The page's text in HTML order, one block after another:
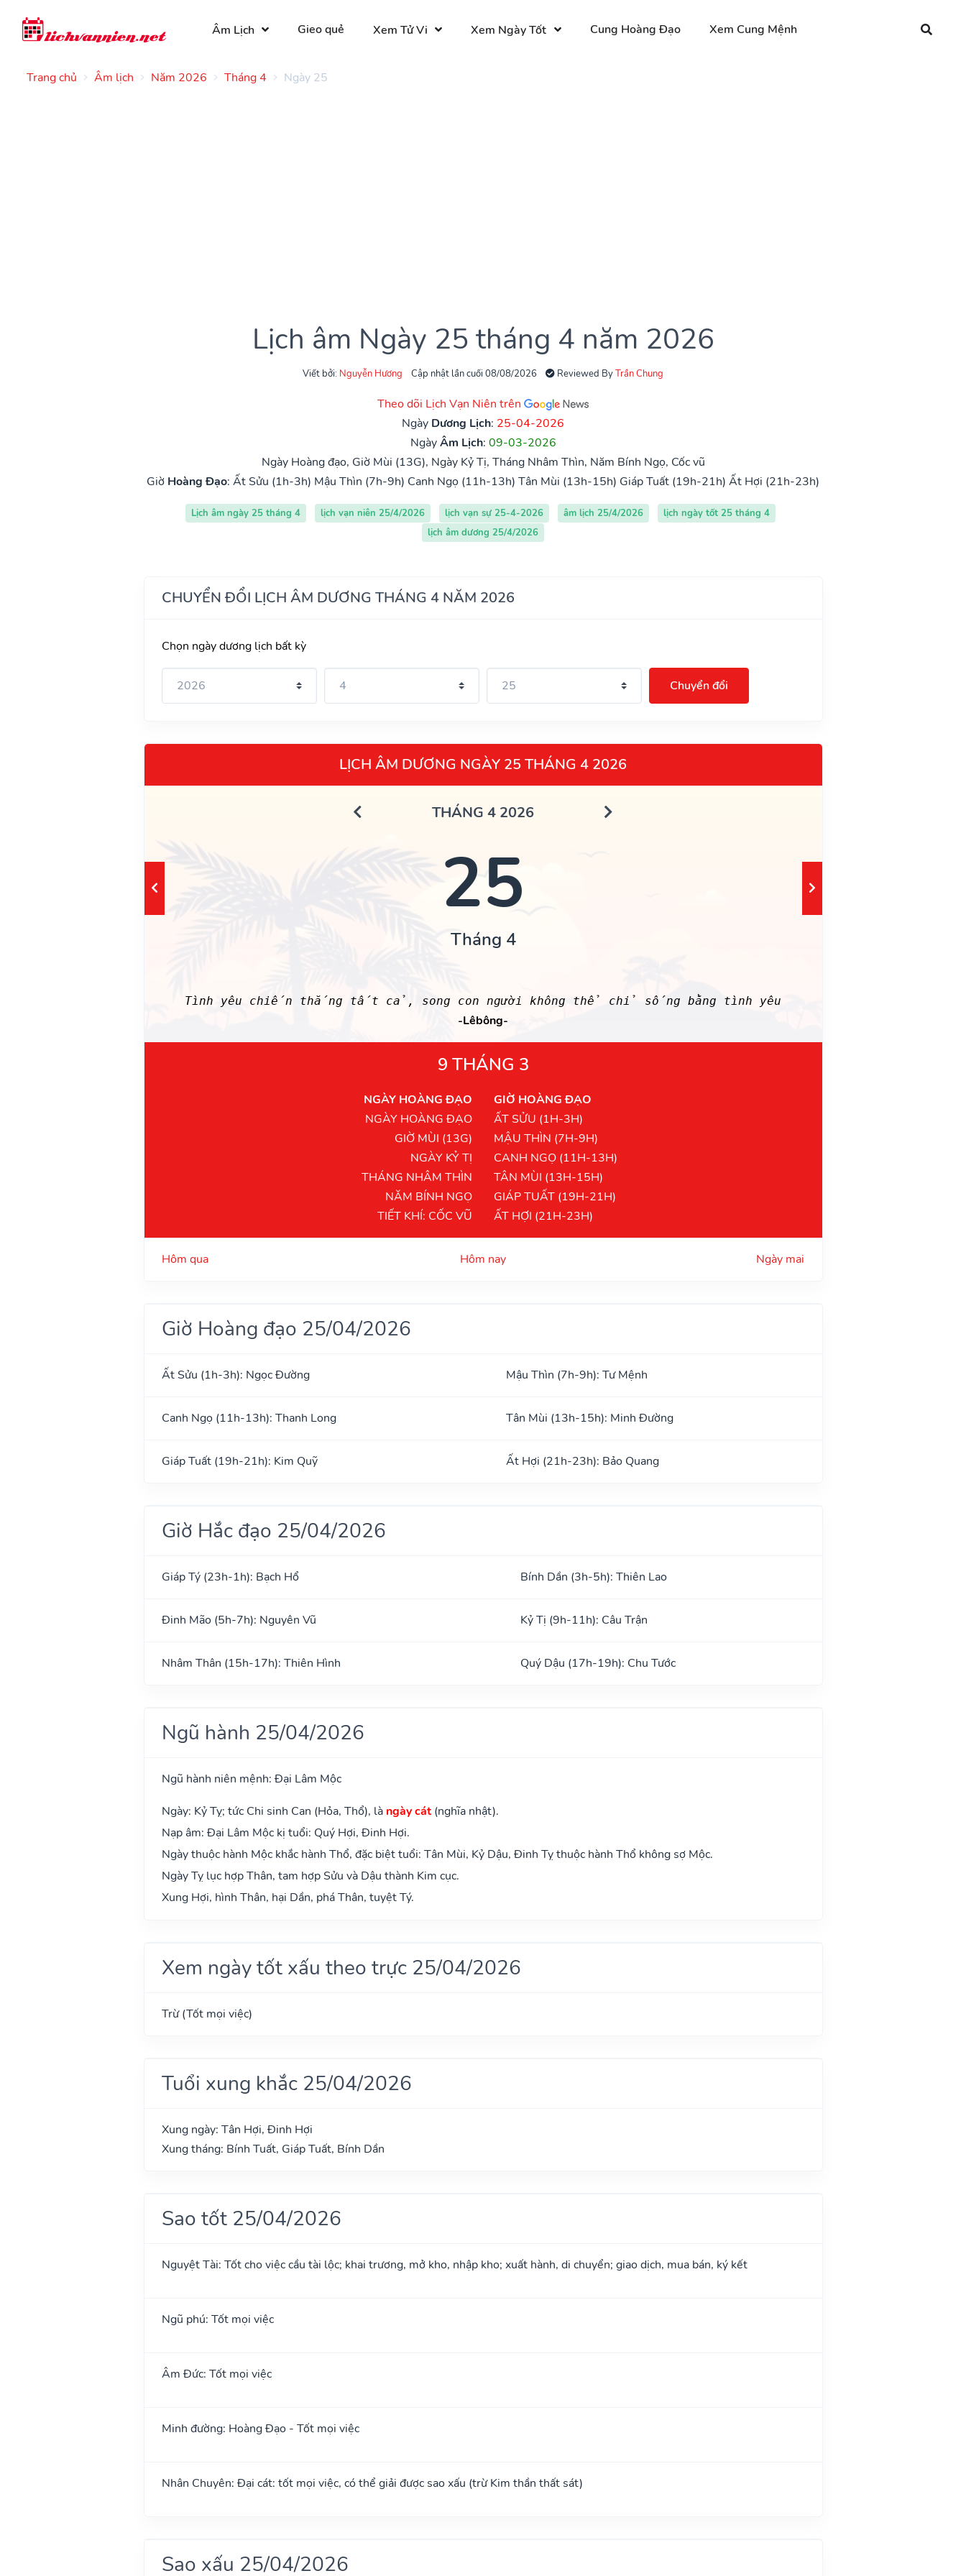
Âm Lịch Gieo quẻ Xem Tử Vi Xem Ngày Tốt Cung Hoàng Đạo Xem Cung Mệnh
Trang chủ Âm lịch Năm 2026 Tháng 4 Ngày 25
Lịch âm Ngày 25 tháng 4 năm 2026
Viết bởi: Nguyễn Hương Cập nhật lần cuối 08/08/2026 Reviewed ByTrần Chung
Theo dõi Lịch Vạn Niên trên
Ngày Dương Lịch: 25-04-2026
NgàyÂm Lịch: 09-03-2026
Ngày Hoàng đạo, Giờ Mùi (13G), Ngày Kỷ Tị, Tháng Nhâm Thìn, Năm Bính Ngọ, Cốc vũ
Giờ Hoàng Đạo: Ất Sửu (1h-3h) Mậu Thìn (7h-9h) Canh Ngọ (11h-13h) Tân Mùi (13h-15h) Giáp Tuất (19h-21h) Ất Hợi (21h-23h)
Lịch âm ngày 25 tháng 4 lịch vạn niên 25/4/2026 lịch vạn sự 25-4-2026 âm lịch 25/4/2026
lịch ngày tốt 25 tháng 4
lịch âm dương 25/4/2026
CHUYỂN ĐỔI LỊCH ÂM DƯƠNG THÁNG 4 NĂM 2026
Chọn ngày dương lịch bất kỳ
Chuyển đổi
LỊCH ÂM DƯƠNG NGÀY 25 THÁNG 4 2026
THÁNG 4 2026
25
Tháng 4
Tình yêu chiến thắng tất cả, song con người không thể chỉ sống bằng tình yêu
-Lêbông-
9 THÁNG 3
NGÀY HOÀNG ĐẠO
NGÀY HOÀNG ĐẠO
GIỜ MÙI (13G)
NGÀY KỶ TỊ
THÁNG NHÂM THÌN
NĂM BÍNH NGỌ
TIẾT KHÍ: CỐC VŨ
GIỜ HOÀNG ĐẠO
ẤT SỬU (1H-3H)
MẬU THÌN (7H-9H)
CANH NGỌ (11H-13H)
TÂN MÙI (13H-15H)
GIÁP TUẤT (19H-21H)
ẤT HỢI (21H-23H)
Hôm qua Hôm nay Ngày mai
Giờ Hoàng đạo 25/04/2026
Ất Sửu (1h-3h): Ngọc Đường Mậu Thìn (7h-9h): Tư Mệnh
Canh Ngọ (11h-13h): Thanh Long Tân Mùi (13h-15h): Minh Đường
Giáp Tuất (19h-21h): Kim Quỹ Ất Hợi (21h-23h): Bảo Quang
Giờ Hắc đạo 25/04/2026
Giáp Tý (23h-1h): Bạch Hổ Bính Dần (3h-5h): Thiên Lao
Đinh Mão (5h-7h): Nguyên Vũ Kỷ Tị (9h-11h): Câu Trận
Nhâm Thân (15h-17h): Thiên Hình Quý Dậu (17h-19h): Chu Tước
Ngũ hành 25/04/2026
Ngũ hành niên mệnh: Đại Lâm Mộc
Ngày: Kỷ Tỵ; tức Chi sinh Can (Hỏa, Thổ), là ngày cát(nghĩa nhật).
Nạp âm: Đại Lâm Mộc kị tuổi: Quý Hợi, Đinh Hợi.
Ngày thuộc hành Mộc khắc hành Thổ, đặc biệt tuổi: Tân Mùi, Kỷ Dậu, Đinh Tỵ thuộc hành Thổ không sợ Mộc.
Ngày Tỵ lục hợp Thân, tam hợp Sửu và Dậu thành Kim cục.
Xung Hợi, hình Thân, hại Dần, phá Thân, tuyệt Tý.
Xem ngày tốt xấu theo trực 25/04/2026
Trừ (Tốt mọi việc)
Tuổi xung khắc 25/04/2026
Xung ngày: Tân Hợi, Đinh Hợi
Xung tháng: Bính Tuất, Giáp Tuất, Bính Dần
Sao tốt 25/04/2026
Nguyệt Tài: Tốt cho việc cầu tài lộc; khai trương, mở kho, nhập kho; xuất hành, di chuyển; giao dịch, mua bán, ký kết
Ngũ phú: Tốt mọi việc
Âm Đức: Tốt mọi việc
Minh đường: Hoàng Đạo - Tốt mọi việc
Nhân Chuyên: Đại cát: tốt mọi việc, có thể giải được sao xấu (trừ Kim thần thất sát)
Sao xấu 25/04/2026